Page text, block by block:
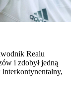
Realu
i zdobył jedną